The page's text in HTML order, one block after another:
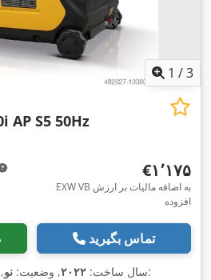
1 /3
AP S5 50Hz
‎€۱٬۱۷۵
EXW VB به اضافه مالیات بر ارزش
افزوده
تماس بگیرید
سال ساخت: ۲۰۲۲, وضعیت: نو
, شماره دستگاه/وسیله نقلیه: